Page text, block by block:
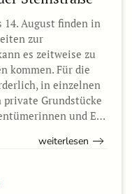
14. August finden in
zur
es zeitweise zu
kommen. Für die
in einzelnen
Grundstücke
und E…
weiterlesen